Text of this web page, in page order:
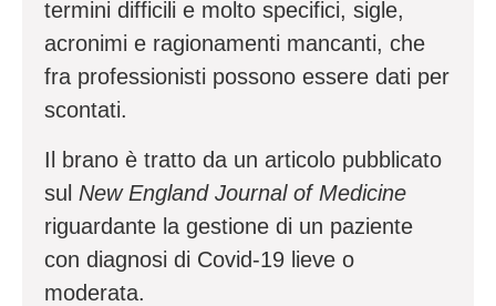
termini difficili e molto specifici, sigle,
acronimi e ragionamenti mancanti, che
fra professionisti possono essere dati per
scontati.
Il brano è tratto da un articolo pubblicato
sul New England Journal of Medicine
riguardante la gestione di un paziente
con diagnosi di Covid-19 lieve o
moderata.